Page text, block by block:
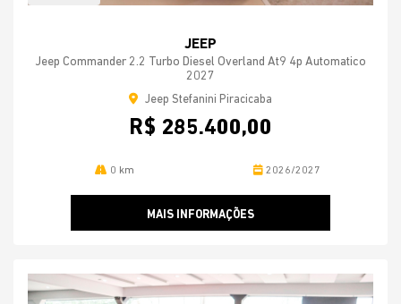
JEEP
Jeep Commander 2.2 Turbo Diesel Overland At9 4p Automatico
2027
Jeep Stefanini Piracicaba
R$ 285.400,00
0 km 2026/2027
MAIS INFORMAÇÕES